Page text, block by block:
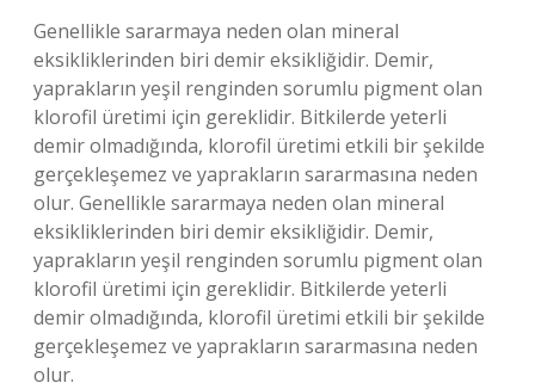
Genellikle sararmaya neden olan mineral
eksikliklerinden biri demir eksikliğidir. Demir,
yaprakların yeşil renginden sorumlu pigment olan
klorofil üretimi için gereklidir. Bitkilerde yeterli
demir olmadığında, klorofil üretimi etkili bir şekilde
gerçekleşemez ve yaprakların sararmasına neden
olur. Genellikle sararmaya neden olan mineral
eksikliklerinden biri demir eksikliğidir. Demir,
yaprakların yeşil renginden sorumlu pigment olan
klorofil üretimi için gereklidir. Bitkilerde yeterli
demir olmadığında, klorofil üretimi etkili bir şekilde
gerçekleşemez ve yaprakların sararmasına neden
olur.